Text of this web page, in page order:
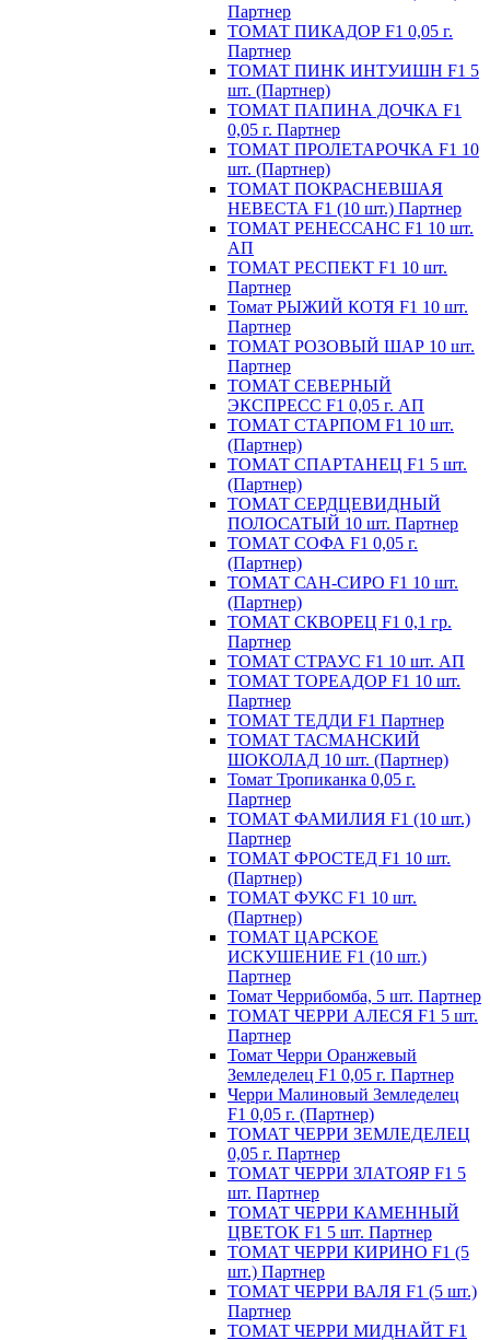
Партнер
ТОМАТ ПИКАДОР F1 0,05 г.
Партнер
ТОМАТ ПИНК ИНТУИШН F1 5
шт. (Партнер)
ТОМАТ ПАПИНА ДОЧКА F1
0,05 г. Партнер
ТОМАТ ПРОЛЕТАРОЧКА F1 10
шт. (Партнер)
ТОМАТ ПОКРАСНЕВШАЯ
НЕВЕСТА F1 (10 шт.) Партнер
ТОМАТ РЕНЕССАНС F1 10 шт.
АП
ТОМАТ РЕСПЕКТ F1 10 шт.
Партнер
Томат РЫЖИЙ КОТЯ F1 10 шт.
Партнер
ТОМАТ РОЗОВЫЙ ШАР 10 шт.
Партнер
ТОМАТ СЕВЕРНЫЙ
ЭКСПРЕСС F1 0,05 г. АП
ТОМАТ СТАРПОМ F1 10 шт.
(Партнер)
ТОМАТ СПАРТАНЕЦ F1 5 шт.
(Партнер)
ТОМАТ СЕРДЦЕВИДНЫЙ
ПОЛОСАТЫЙ 10 шт. Партнер
ТОМАТ СОФА F1 0,05 г.
(Партнер)
ТОМАТ САН-СИРО F1 10 шт.
(Партнер)
ТОМАТ СКВОРЕЦ F1 0,1 гр.
Партнер
ТОМАТ СТРАУС F1 10 шт. АП
ТОМАТ ТОРЕАДОР F1 10 шт.
Партнер
ТОМАТ ТЕДДИ F1 Партнер
ТОМАТ ТАСМАНСКИЙ
ШОКОЛАД 10 шт. (Партнер)
Томат Тропиканка 0,05 г.
Партнер
ТОМАТ ФАМИЛИЯ F1 (10 шт.)
Партнер
ТОМАТ ФРОСТЕД F1 10 шт.
(Партнер)
ТОМАТ ФУКС F1 10 шт.
(Партнер)
ТОМАТ ЦАРСКОЕ
ИСКУШЕНИЕ F1 (10 шт.)
Партнер
Томат Черрибомба, 5 шт. Партнер
ТОМАТ ЧЕРРИ АЛЕСЯ F1 5 шт.
Партнер
Томат Черри Оранжевый
Земледелец F1 0,05 г. Партнер
Черри Малиновый Земледелец
F1 0,05 г. (Партнер)
ТОМАТ ЧЕРРИ ЗЕМЛЕДЕЛЕЦ
0,05 г. Партнер
ТОМАТ ЧЕРРИ ЗЛАТОЯР F1 5
шт. Партнер
ТОМАТ ЧЕРРИ КАМЕННЫЙ
ЦВЕТОК F1 5 шт. Партнер
ТОМАТ ЧЕРРИ КИРИНО F1 (5
шт.) Партнер
ТОМАТ ЧЕРРИ ВАЛЯ F1 (5 шт.)
Партнер
ТОМАТ ЧЕРРИ МИДНАЙТ F1